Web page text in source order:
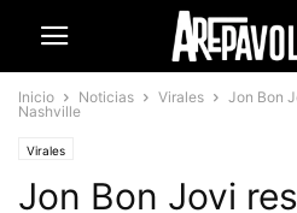
Inicio Noticias Virales
Jon Bon
Nashville
Virales
Jon Bon Jovi